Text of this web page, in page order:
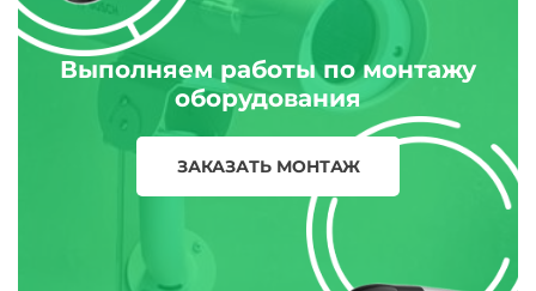
Выполняем работы по монтажу
оборудования
ЗАКАЗАТЬ МОНТАЖ